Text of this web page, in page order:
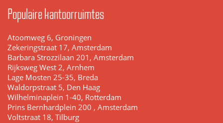
Populaire kantoorruimtes
Atoomweg 6, Groningen
Zekeringstraat 17, Amsterdam
Barbara Strozzilaan 201, Amsterdam
Rijksweg West 2, Arnhem
Lage Mosten 25-35, Breda
Waldorpstraat 5, Den Haag
Wilhelminaplein 1-40, Rotterdam
Prins Bernhardplein 200 , Amsterdam
Voltstraat 18, Tilburg